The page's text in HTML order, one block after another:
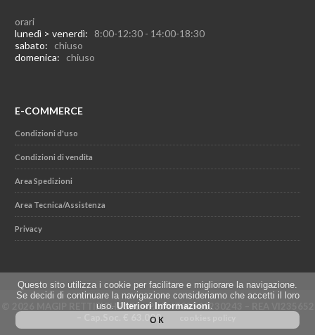
orari
lunedì > venerdì: 8:00-12:30 - 14:00-18:30
sabato: chiuso
domenica: chiuso
E-COMMERCE
Condizioni d'uso
Condizioni di vendita
Area Spedizioni
Area Tecnica/Assistenza
Privacy
© 2026 MAGIP RETTIFICHE SRL - P.IVA IT02501230243 – REA VI235652
– Cap.Soc. € 63.000
Questo sito utilizza i cookie per facilitare e migliorare la navigazione.
Se decidi di continuare la navigazione consideriamo che accetti il loro
uso. Ulteriori Informazioni.